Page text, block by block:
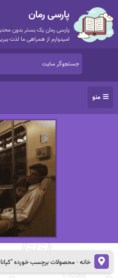
پارسی رمان
پارسی رمان یک بستر بدون
امیدوارم از همراهی ما لذت
منو
خانه-محصولات برچسب خورده "کیانا